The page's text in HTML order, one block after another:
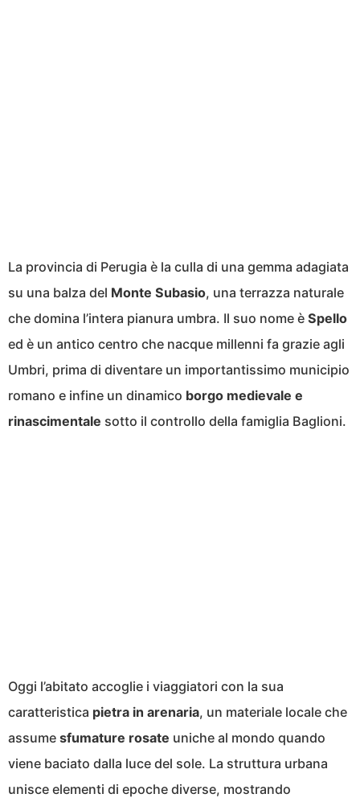
La provincia di Perugia è la culla di una gemma adagiata
su una balza del Monte Subasio, una terrazza naturale
che domina l’intera pianura umbra. Il suo nome è Spello
ed è un antico centro che nacque millenni fa grazie agli
Umbri, prima di diventare un importantissimo municipio
romano e infine un dinamico borgo medievale e
rinascimentale sotto il controllo della famiglia Baglioni.
Oggi l’abitato accoglie i viaggiatori con la sua
caratteristica pietra in arenaria, un materiale locale che
assume sfumature rosate uniche al mondo quando
viene baciato dalla luce del sole. La struttura urbana
unisce elementi di epoche diverse, mostrando